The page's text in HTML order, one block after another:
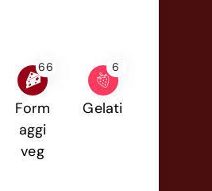
66
Form
aggi
veg
6
Gelati